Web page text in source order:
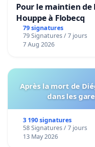
Pour le maintien de
Houppe à Flobecq
79 signatures
79 Signatures / 7 jours
7 Aug 2026
Après la mort de
dans les
3 190 signatures
58 Signatures / 7 jours
13 May 2026